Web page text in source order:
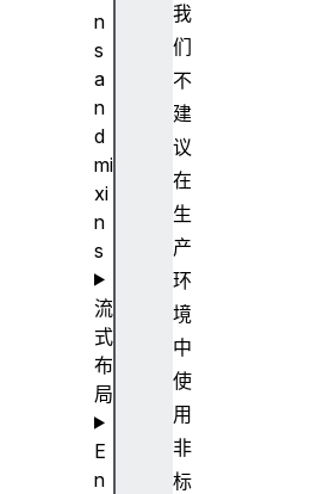
我
们
不
建
议
在
生
产
环
境
中
使
用
非
标
n
s
a
n
d
mi
xi
n
s
流
式
布
局
E
n